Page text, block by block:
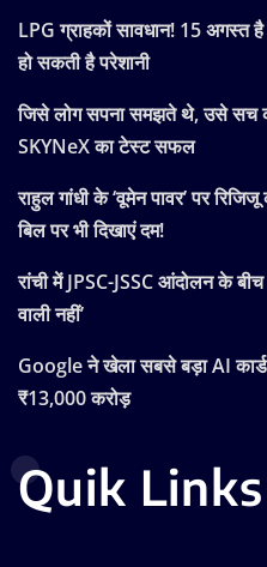
LPG ग्राहकों सावधान! 15 अगस्त
हो सकती है परेशानी
जिसे लोग सपना समझते थे, उसे सच
SKYNeX का टेस्ट सफल
राहुल गांधी के ‘वूमेन पावर’ पर
बिल पर भी दिखाएं दम!
रांची में JPSC-JSSC आंदोलन के बीच
वाली नहीं’
Google ने खेला सबसे बड़ा AI
₹13,000 करोड़
Quik Links